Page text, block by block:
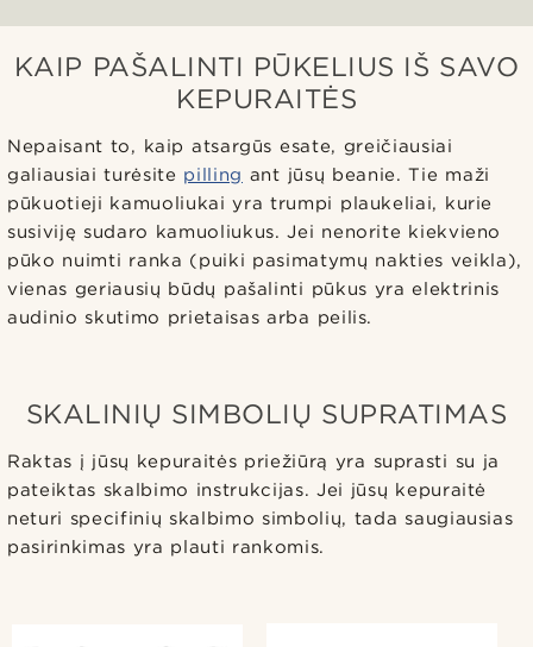
KAIP PAŠALINTI PŪKELIUS IŠ SAVO
KEPURAITĖS
Nepaisant to, kaip atsargūs esate, greičiausiai
galiausiai turėsite pilling ant jūsų beanie. Tie maži
pūkuotieji kamuoliukai yra trumpi plaukeliai, kurie
susiviję sudaro kamuoliukus. Jei nenorite kiekvieno
pūko nuimti ranka (puiki pasimatymų nakties veikla),
vienas geriausių būdų pašalinti pūkus yra elektrinis
audinio skutimo prietaisas arba peilis.
SKALINIŲ SIMBOLIŲ SUPRATIMAS
Raktas į jūsų kepuraitės priežiūrą yra suprasti su ja
pateiktas skalbimo instrukcijas. Jei jūsų kepuraitė
neturi specifinių skalbimo simbolių, tada saugiausias
pasirinkimas yra plauti rankomis.